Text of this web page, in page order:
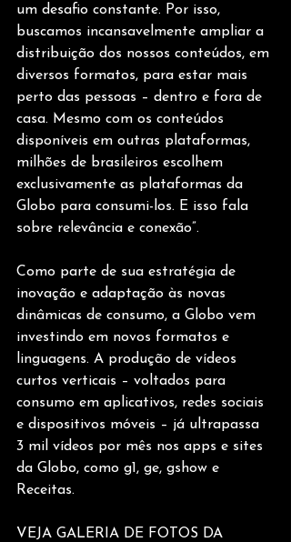
um desafio constante. Por isso,
buscamos incansavelmente ampliar a
distribuição dos nossos conteúdos, em
diversos formatos, para estar mais
perto das pessoas – dentro e fora de
casa. Mesmo com os conteúdos
disponíveis em outras plataformas,
milhões de brasileiros escolhem
exclusivamente as plataformas da
Globo para consumi-los. E isso fala
sobre relevância e conexão”.
Como parte de sua estratégia de
inovação e adaptação às novas
dinâmicas de consumo, a Globo vem
investindo em novos formatos e
linguagens. A produção de vídeos
curtos verticais – voltados para
consumo em aplicativos, redes sociais
e dispositivos móveis – já ultrapassa
3 mil vídeos por mês nos apps e sites
da Globo, como g1, ge, gshow e
Receitas.
VEJA GALERIA DE FOTOS DA